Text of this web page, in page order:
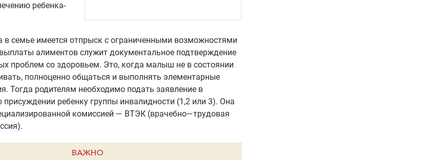
ребенка-
в семье имеется отпрыск с ограниченными возможностями
алиментов служит документальное подтверждение
проблем со здоровьем. Это, когда малыш не в состоянии
полноценно общаться и выполнять элементарные
Тогда родителям необходимо подать заявление в
ребенку группы инвалидности (1,2 или 3). Она
комиссией — ВТЭК (врачебно—трудовая
ВАЖНО